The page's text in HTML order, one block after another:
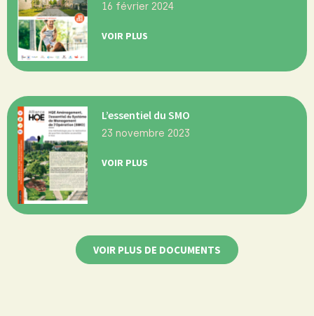
16 février 2024
VOIR PLUS
L’essentiel du SMO
23 novembre 2023
VOIR PLUS
VOIR PLUS DE DOCUMENTS